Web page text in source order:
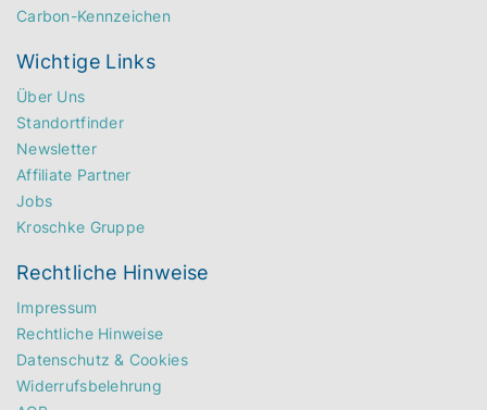
Carbon-Kennzeichen
Wichtige Links
Über Uns
Standortfinder
Newsletter
Affiliate Partner
Jobs
Kroschke Gruppe
Rechtliche Hinweise
Impressum
Rechtliche Hinweise
Datenschutz & Cookies
Widerrufsbelehrung